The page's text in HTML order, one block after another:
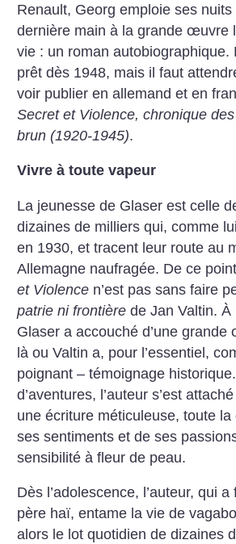
Renault, Georg emploie ses nuits
dernière main à la grande œuvre
vie : un roman autobiographique.
prêt dès 1948, mais il faut
voir publier en allemand et en
Secret et Violence, chronique
brun (1920-1945).
Vivre à toute vapeur
La jeunesse de Glaser est celle
dizaines de milliers qui, comme
en 1930, et tracent leur route au
Allemagne naufragée. De ce
et Violence n’est pas sans faire
patrie ni frontière de Jan Valtin.
Glaser a accouché d’une
là ou Valtin a, pour l’essentiel,
poignant – témoignage
d’aventures, l’auteur s’est
une écriture méticuleuse, toute
ses sentiments et de ses
sensibilité à fleur de peau.
Dès l’adolescence, l’auteur, qui a
père haï, entame la vie de
alors le lot quotidien de dizaines